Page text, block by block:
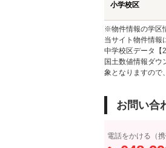
小学校区
※物件情報の学区
当サイト物件情報
中学校区データ【
国土数値情報ダウ
象となりますので
お問い合
電話をかける（携